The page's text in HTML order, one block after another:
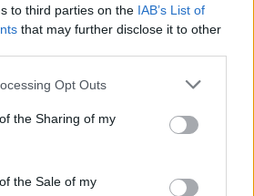
to third parties on the IAB’s List of
that may further disclose it to other
Opt Outs
the Sharing of my
the Sale of my
Elektromobilitás
Elektromos autó